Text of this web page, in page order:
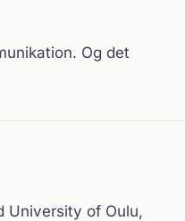
Og det
University of Oulu,